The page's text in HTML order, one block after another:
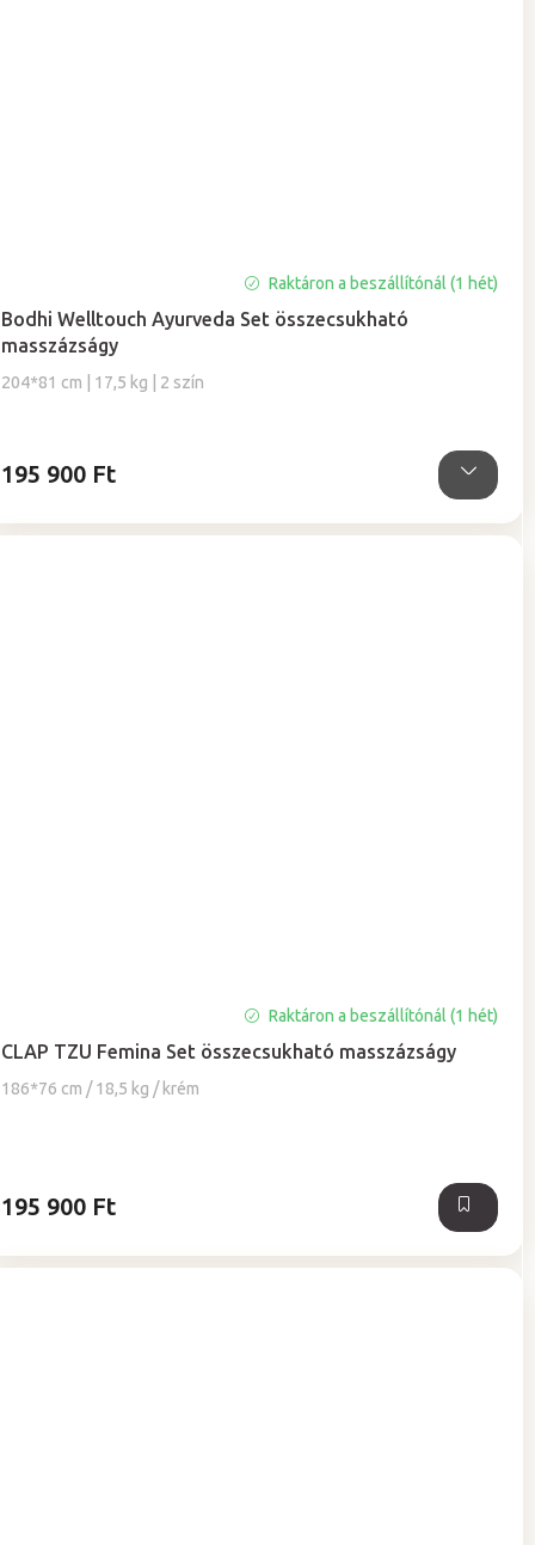
Bodhi Welltouch Ayurveda Set összecsukható
masszázságy
204*81 cm | 17,5 kg | 2 szín
Raktáron a beszállítónál (1 hét)
195 900 Ft
CLAP TZU Femina Set összecsukható masszázságy
186*76 cm / 18,5 kg / krém
Raktáron a beszállítónál (1 hét)
195 900 Ft